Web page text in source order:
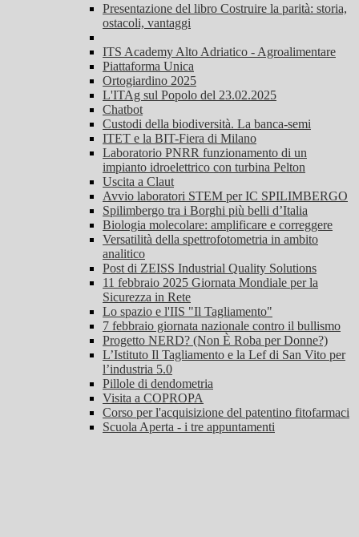
Presentazione del libro Costruire la parità: storia,
ostacoli, vantaggi
ITS Academy Alto Adriatico - Agroalimentare
Piattaforma Unica
Ortogiardino 2025
L'ITAg sul Popolo del 23.02.2025
Chatbot
Custodi della biodiversità. La banca-semi
ITET e la BIT-Fiera di Milano
Laboratorio PNRR funzionamento di un
impianto idroelettrico con turbina Pelton
Uscita a Claut
Avvio laboratori STEM per IC SPILIMBERGO
Spilimbergo tra i Borghi più belli d’Italia
Biologia molecolare: amplificare e correggere
Versatilità della spettrofotometria in ambito
analitico
Post di ZEISS Industrial Quality Solutions
11 febbraio 2025 Giornata Mondiale per la
Sicurezza in Rete
Lo spazio e l'IIS "Il Tagliamento"
7 febbraio giornata nazionale contro il bullismo
Progetto NERD? (Non È Roba per Donne?)
L’Istituto Il Tagliamento e la Lef di San Vito per
l’industria 5.0
Pillole di dendometria
Visita a COPROPA
Corso per l'acquisizione del patentino fitofarmaci
Scuola Aperta - i tre appuntamenti